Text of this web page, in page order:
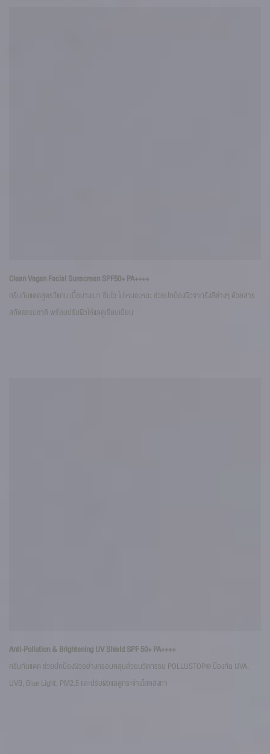
Clean Vegan Facial Sunscreen SPF50+ PA++++
ครีมกันแดดสูตรวีแกน เนื้อบางเบา ซึมไว ไม่เหนอะหนะ ช่วยปกป้องผิวจากรังสีต่างๆ ด้วยสาร
สกัดธรรมชาติ พร้อมปรับผิวให้แลดูเรียบเนียน
Anti-Pollution & Brightening UV Shield SPF 50+ PA++++
ครีมกันแดด ช่วยปกป้องผิวอย่างครอบคลุมด้วยนวัตกรรม POLLUSTOP® ป้องกัน UVA,
UVB, Blue Light, PM2.5 และปรับผิวแลดูกระจ่างใสหลังทา